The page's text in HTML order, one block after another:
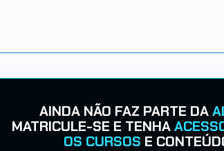
AINDA NÃO FAZ PARTE DA
MATRICULE-SE E TENHA
OS CURSOS E